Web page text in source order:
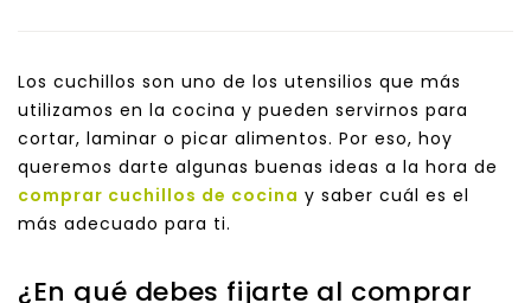
Los cuchillos son uno de los utensilios que más
utilizamos en la cocina y pueden servirnos para
cortar, laminar o picar alimentos. Por eso, hoy
queremos darte algunas buenas ideas a la hora de
comprar cuchillos de cocina y saber cuál es el
más adecuado para ti.
¿En qué debes fijarte al comprar